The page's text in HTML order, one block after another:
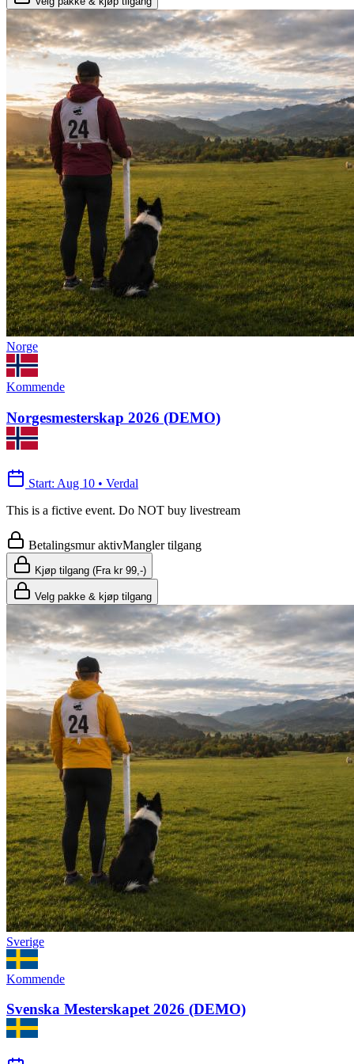
Norge
Kommende
Norgesmesterskap 2026 (DEMO)
Start: Aug 10 • Verdal
This is a fictive event. Do NOT buy livestream
Betalingsmur aktivMangler tilgang
Kjøp tilgang (Fra kr 99,-)
Velg pakke & kjøp tilgang
Sverige
Kommende
Svenska Mesterskapet 2026 (DEMO)